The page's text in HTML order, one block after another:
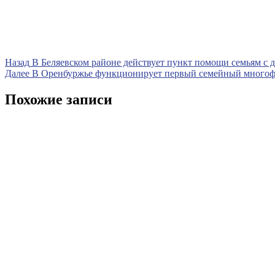
Навигация
по
записям
Назад Предыдущая
запись
В Беляевском районе действует пункт помощи семьям с
Далее Следующая
В Оренбуржье функционирует первый семейный
Похожие записи